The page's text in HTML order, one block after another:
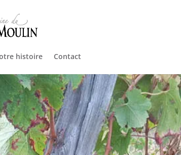
histoire Contact